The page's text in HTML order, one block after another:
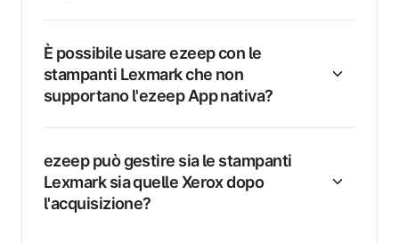
È possibile usare ezeep con le
stampanti Lexmark che non
supportano l'ezeep App nativa?
ezeep può gestire sia le stampanti
Lexmark sia quelle Xerox dopo
l'acquisizione?